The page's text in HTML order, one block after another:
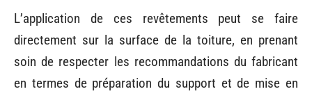
L’application de ces revêtements peut se faire
directement sur la surface de la toiture, en prenant
soin de respecter les recommandations du fabricant
en termes de préparation du support et de mise en